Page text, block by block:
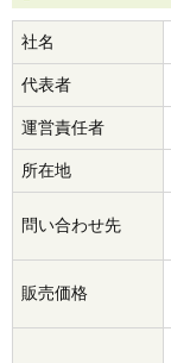
社名
代表者
運営責任者
所在地
問い合わせ先
販売価格